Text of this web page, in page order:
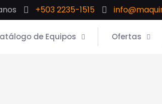
+503 2235-1515
de Equipos Ofertas